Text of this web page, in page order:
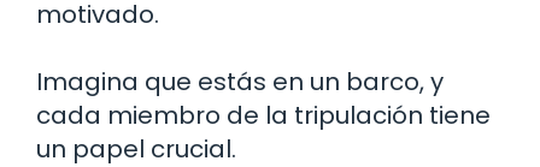
motivado.
Imagina que estás en un barco, y
cada miembro de la tripulación tiene
un papel crucial.